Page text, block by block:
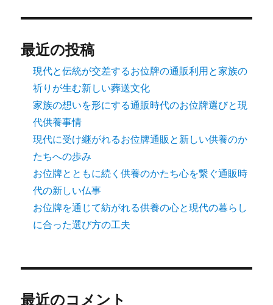
ジ
送
り
最近の投稿
現代と伝統が交差するお位牌の通販利用と家族の
祈りが生む新しい葬送文化
家族の想いを形にする通販時代のお位牌選びと現
代供養事情
現代に受け継がれるお位牌通販と新しい供養のか
たちへの歩み
お位牌とともに続く供養のかたち心を繋ぐ通販時
代の新しい仏事
お位牌を通じて紡がれる供養の心と現代の暮らし
に合った選び方の工夫
最近のコメント